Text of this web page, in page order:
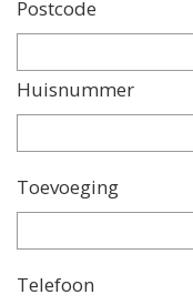
Postcode
Huisnummer
Toevoeging
Telefoon